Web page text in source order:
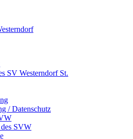
SV Westerndorf St.
/ Datenschutz
SVW